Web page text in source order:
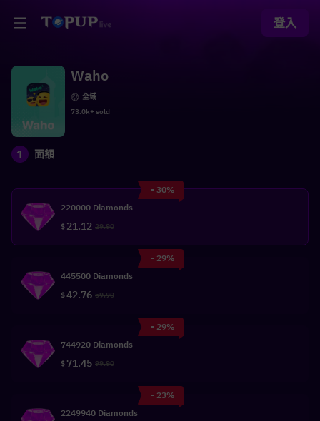
登入
Waho
全域
73.0k+ sold
1 面額
- 30%
220000 Diamonds
$ 21.12 29.90
- 29%
445500 Diamonds
$42.76 59.90
- 29%
744920 Diamonds
$ 71.45 99.90
- 23%
2249940 Diamonds